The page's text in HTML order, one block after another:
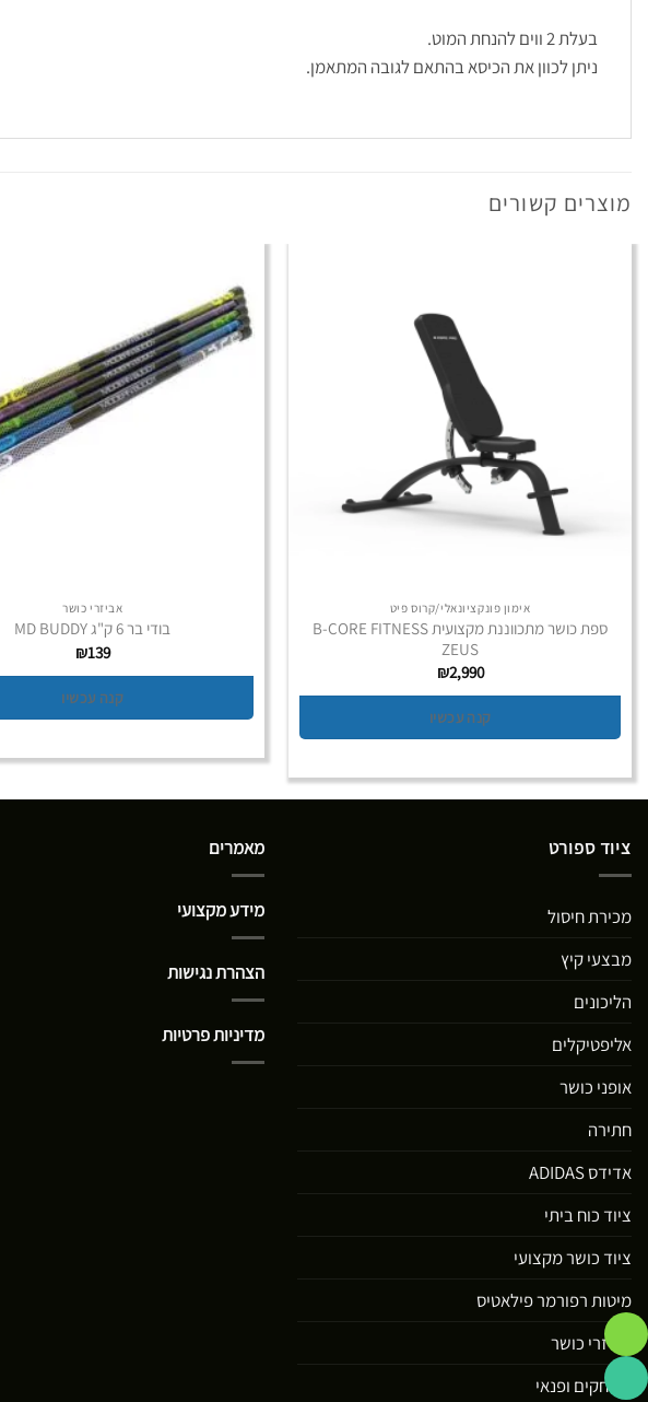
בעלת 2 ווים להנחת המוט.
ניתן לכוון את הכיסא בהתאם לגובה המתאמן.
מוצרים קשורים
אימון פונקציונאלי/קרוס פיט
ספת כושר מתכווננת מקצועית B-CORE FITNESS
ZEUS
₪2,990
קנה עכשיו
אביזרי כושר
בודי בר 6 ק"ג MD BUDDY
₪139
קנה עכשיו
ציוד ספורט
מכירת חיסול
מבצעי קיץ
הליכונים
אליפטיקלים
אופני כושר
חתירה
אדידס ADIDAS
ציוד כוח ביתי
ציוד כושר מקצועי
מיטות רפורמר פילאטיס
אביזרי כושר
משחקים ופנאי
מאמרים
מידע מקצועי
הצהרת נגישות
מדיניות פרטיות